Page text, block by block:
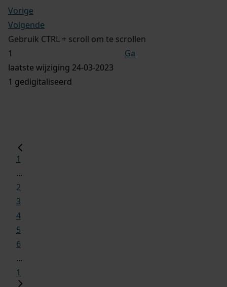
Vorige
Volgende
Gebruik CTRL + scroll om te scrollen
Ga
laatste wijziging 24-03-2023
1 gedigitaliseerd
1
...
2
3
4
5
6
...
1